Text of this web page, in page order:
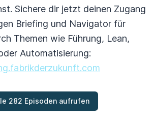
Sichere dir jetzt deinen Zugang
Briefing und Navigator für
Themen wie Führung, Lean,
Automatisierung:
282 Episoden aufrufen